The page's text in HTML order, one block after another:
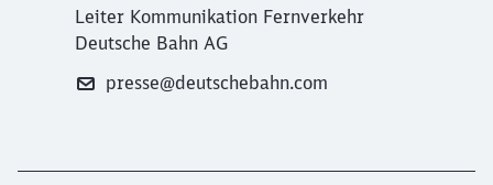
Leiter Kommunikation Fernverkehr
Deutsche Bahn AG
presse@deutschebahn.com